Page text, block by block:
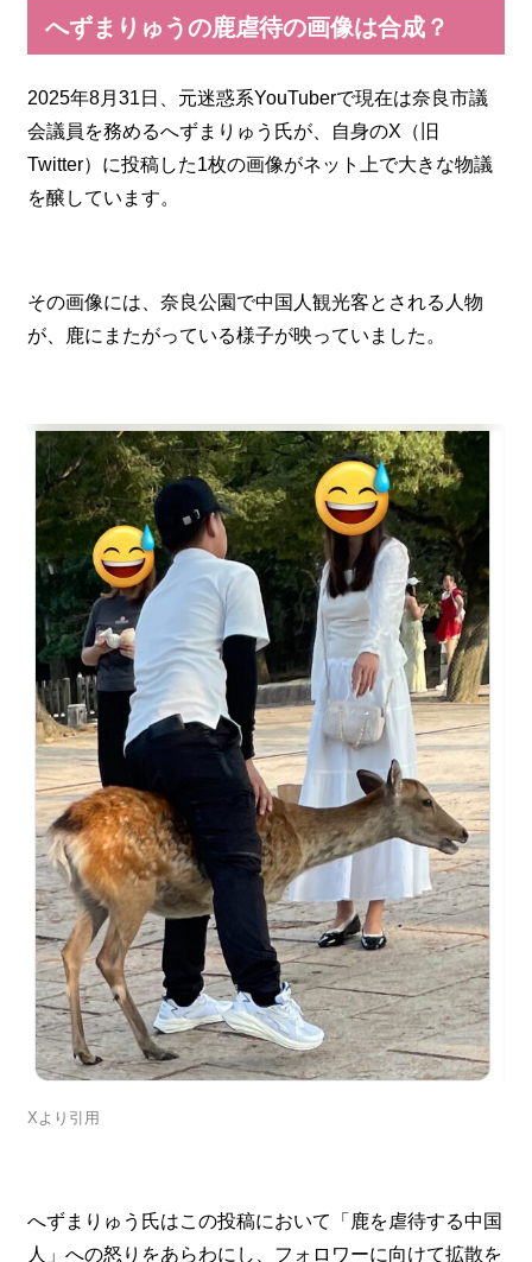
へずまりゅうの鹿虐待の画像は合成？
2025年8月31日、元迷惑系YouTuberで現在は奈良市議
会議員を務めるへずまりゅう氏が、自身のX（旧
Twitter）に投稿した1枚の画像がネット上で大きな物議
を醸しています。
その画像には、奈良公園で中国人観光客とされる人物
が、鹿にまたがっている様子が映っていました。
Xより引用
へずまりゅう氏はこの投稿において「鹿を虐待する中国
人」への怒りをあらわにし、フォロワーに向けて拡散を